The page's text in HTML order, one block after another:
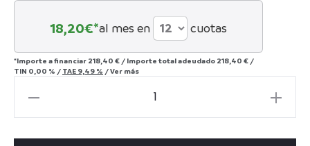
18,20€*al mes en cuotas
*Importe a financiar 218,40 € / Importe total adeudado 218,40 € /
TIN 0,00 % / TAE 9,49 % /Ver más